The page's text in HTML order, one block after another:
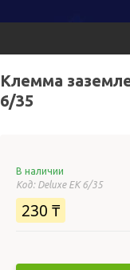
Клемма
6/35
В наличии
Код: Deluxe ЕК 6/35
230 ₸